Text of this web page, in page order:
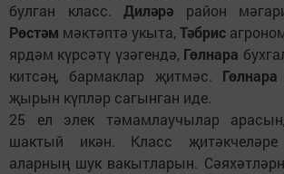
булган класс.Диләрә район
Рөстәм мәктәптә укыта,Тәбрис
ярдәм күрсәтү үзәгендә, Гөлнара
китсәң, бармаклар җитмәс.
җырын күпләр сагынган иде.
25 ел элек тәмамлаучылар
шактый икән. Класс җитәкчеләре
аларның шук вакытларын.